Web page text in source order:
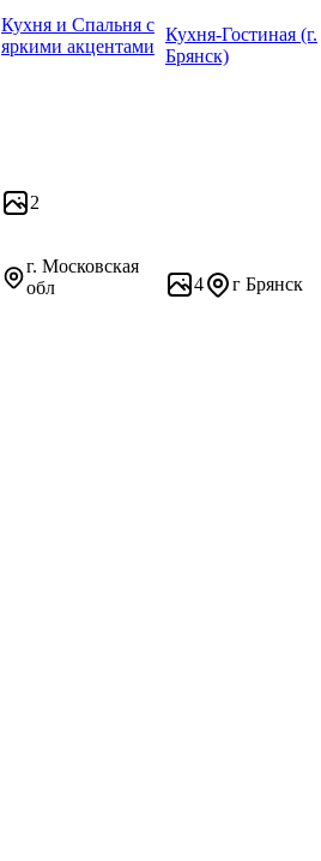
Кухня и Спальня с
яркими акцентами
2
г. Московская
обл
Кухня-Гостиная (г.
Брянск)
4 г Брянск